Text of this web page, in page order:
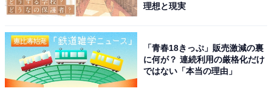
れることもあります。じっくり音楽と向き合いたいオー
「気合を入れて開発した」と語るトップモデルの音を体
験できる入り口として、価格と音質のバランスが取れた
選択肢といえるでしょう。
理想と現実
「青春18きっぷ」販売激減の裏
に何が？ 連続利用の厳格化だけ
ではない「本当の理由」